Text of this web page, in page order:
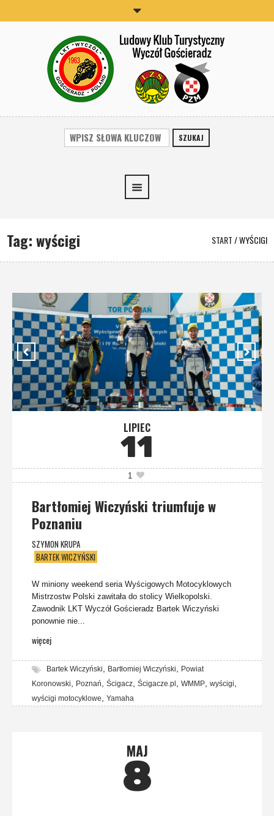
SZUKAJ
Tag:wyścigi START/WYŚCIGI
LIPIEC
11
1
Bartłomiej Wiczyński triumfuje w
Poznaniu
SZYMON KRUPA
BARTEK WICZYŃSKI
W miniony weekend seria Wyścigowych Motocyklowych
Mistrzostw Polski zawitała do stolicy Wielkopolski.
Zawodnik LKT Wyczół Gościeradz Bartek Wiczyński
ponownie nie...
więcej
Bartek Wiczyński, Bartłomiej Wiczyński, Powiat
Koronowski, Poznań, Ścigacz, Ścigacze.pl , WMMP, wyścigi,
wyścigi motocyklowe, Yamaha
MAJ
8